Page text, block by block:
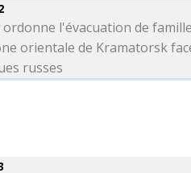
l'évacuation de
orientale de Kramatorsk
russes